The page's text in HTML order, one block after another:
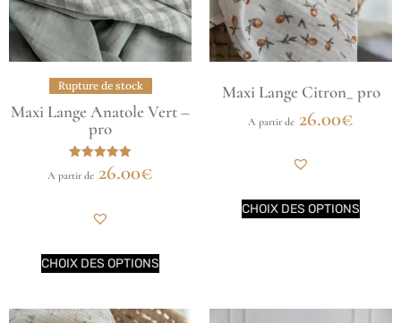
Rupture de stock
Maxi Lange Anatole Vert –
pro
Note
5.00
A partir de 26.00€
CHOIX DES OPTIONS
Maxi Lange Citron_ pro
A partir de 26.00€
CHOIX DES OPTIONS